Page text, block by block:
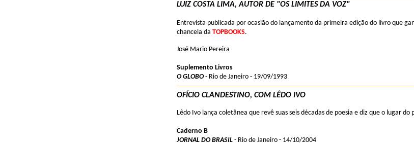
LUIZ COSTA LIMA, AUTOR DE "OS LIMITES DA VOZ"
Entrevista publicada por ocasião do lançamento da primeira edição do livro que
chancela da TOPBOOKS.
José Mario Pereira
Suplemento Livros
O GLOBO- Rio de Janeiro - 19/09/1993
OFÍCIO CLANDESTINO, COM LÊDO IVO
Lêdo Ivo lança coletânea que revê suas seis décadas de poesia e diz que o lugar
Caderno B
JORNAL DO BRASIL - Rio de Janeiro - 14/10/2004